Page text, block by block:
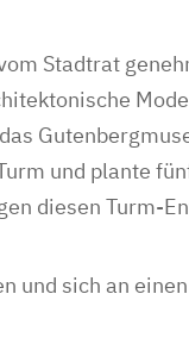
Stadtrat
und plante
diesen Turm-
und sich an